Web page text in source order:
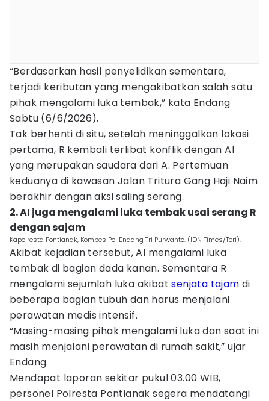
“Berdasarkan hasil penyelidikan sementara,
terjadi keributan yang mengakibatkan salah satu
pihak mengalami luka tembak,” kata Endang
Sabtu (6/6/2026).
Tak berhenti di situ, setelah meninggalkan lokasi
pertama, R kembali terlibat konflik dengan Al
yang merupakan saudara dari A. Pertemuan
keduanya di kawasan Jalan Tritura Gang Haji Naim
berakhir dengan aksi saling serang.
2. AI juga mengalami luka tembak usai serang R
dengan sajam
Kapolresta Pontianak, Kombes Pol Endang Tri Purwanto. (IDN Times/Teri).
Akibat kejadian tersebut, Al mengalami luka
tembak di bagian dada kanan. Sementara R
mengalami sejumlah luka akibatsenjata tajam di
beberapa bagian tubuh dan harus menjalani
perawatan medis intensif.
“Masing-masing pihak mengalami luka dan saat ini
masih menjalani perawatan di rumah sakit,” ujar
Endang.
Mendapat laporan sekitar pukul 03.00 WIB,
personel Polresta Pontianak segera mendatangi